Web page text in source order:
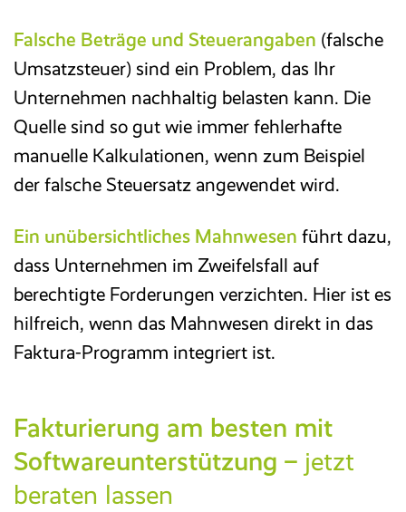
Falsche Beträge und Steuerangaben (falsche
Umsatzsteuer) sind ein Problem, das Ihr
Unternehmen nachhaltig belasten kann. Die
Quelle sind so gut wie immer fehlerhafte
manuelle Kalkulationen, wenn zum Beispiel
der falsche Steuersatz angewendet wird.
Ein unübersichtliches Mahnwesen führt dazu,
dass Unternehmen im Zweifelsfall auf
berechtigte Forderungen verzichten. Hier ist es
hilfreich, wenn das Mahnwesen direkt in das
Faktura-Programm integriert ist.
Fakturierung am besten mit
Softwareunterstützung – jetzt
beraten lassen